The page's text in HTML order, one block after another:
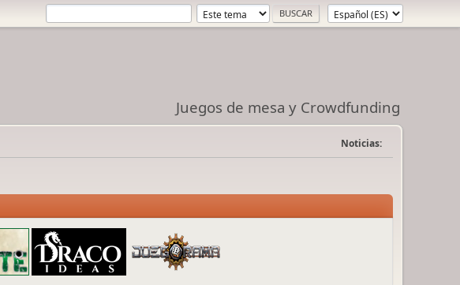
Juegos de mesa y Crowdfunding
Noticias: